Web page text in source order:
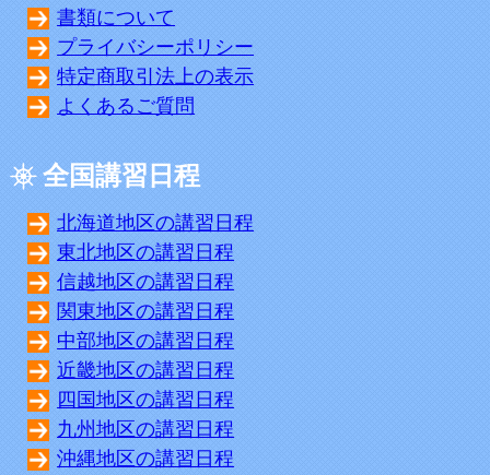
書類について
プライバシーポリシー
特定商取引法上の表示
よくあるご質問
全国講習日程
北海道地区の講習日程
東北地区の講習日程
信越地区の講習日程
関東地区の講習日程
中部地区の講習日程
近畿地区の講習日程
四国地区の講習日程
九州地区の講習日程
沖縄地区の講習日程